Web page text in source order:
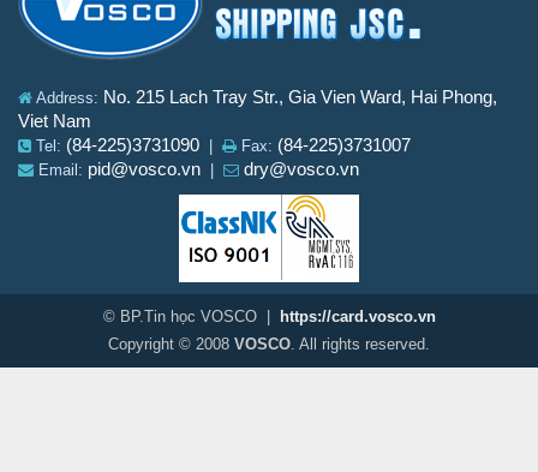
Address: No. 215 Lach Tray Str., Gia Vien Ward, Hai Phong,
Viet Nam
Tel: (84-225)3731090 Fax: (84-225)3731007
Email: pid@vosco.vn dry@vosco.vn
© BP.Tin học VOSCO | https://card.vosco.vn
Copyright © 2008 VOSCO . All rights reserved.